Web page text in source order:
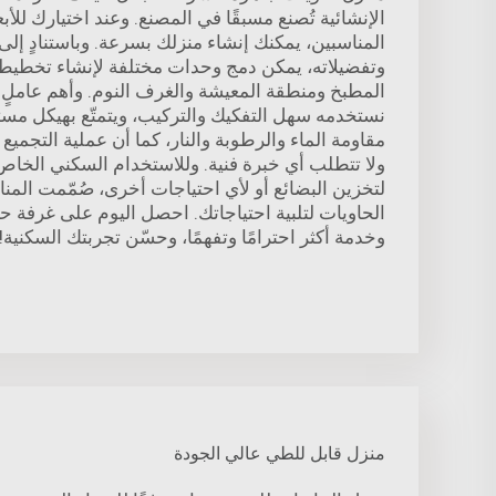
الإنشائية تُصنع مسبقًا في المصنع. وعند اختيارك
المناسبين، يمكنك إنشاء منزلك بسرعة. وباستنادٍ
وتفضيلاته، يمكن دمج وحدات مختلفة لإنشاء
المطبخ ومنطقة المعيشة والغرف النوم. وأهم
نستخدمه سهل التفكيك والتركيب، ويتمتّع بهيكل
مقاومة الماء والرطوبة والنار، كما أن عملية
ولا تتطلب أي خبرة فنية. وللاستخدام السكني
لتخزين البضائع أو لأي احتياجات أخرى، صُمّمت
الحاويات لتلبية احتياجاتك. احصل اليوم على غرفة
وخدمة أكثر احترامًا وتفهمًا، وحسّن تجربتك السكنية!
منزل قابل للطي عالي الجودة